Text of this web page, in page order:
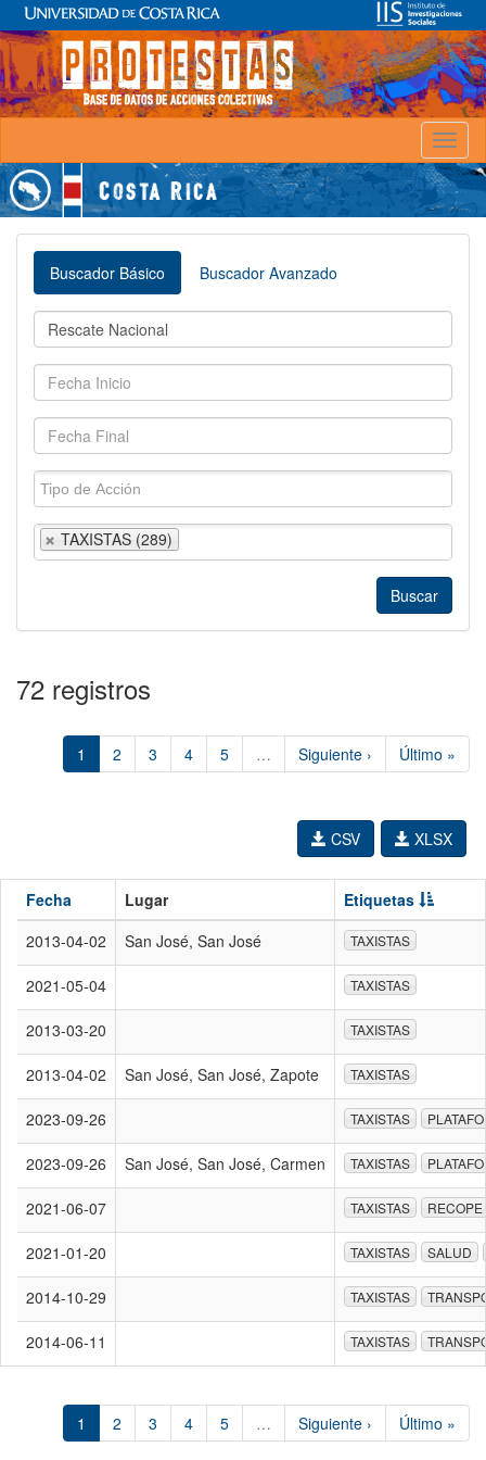
Buscador Básico Buscador Avanzado
TAXISTAS (289)
72 registros
1 2 3 4 5 … Siguiente › Último »
XLSX
CSV
Fecha Lugar
Etiquetas
2013-04-02
San José, San José TAXISTAS
2021-05-04 TAXISTAS
2013-03-20 TAXISTAS
2013-04-02 San José, San José, Zapote TAXISTAS
2023-09-26 TAXISTAS
2023-09-26 San José, San José, Carmen TAXISTAS
2021-06-07 TAXISTAS RECOPE
2021-01-20 TAXISTAS SALUD
2014-10-29 TAXISTAS
2014-06-11 TAXISTAS
1 2 3 4 5 … Siguiente › Último »